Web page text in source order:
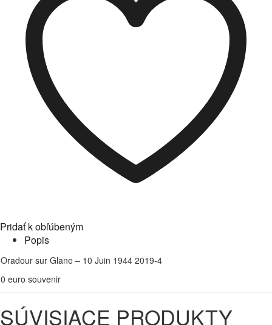
Pridať k obľúbeným
Popis
Oradour sur Glane – 10 Juin 1944 2019-4
0 euro souvenir
SÚVISIACE PRODUKTY